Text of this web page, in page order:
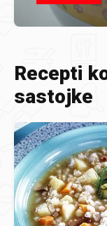
Recepti
sastojke